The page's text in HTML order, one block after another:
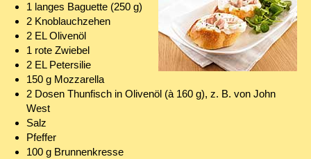
1 langes Baguette (250 g)
2 Knoblauchzehen
2 EL Olivenöl
1 rote Zwiebel
2 EL Petersilie
150 g Mozzarella
2 Dosen Thunfisch in Olivenöl (à 160 g), z. B. von John
West
Salz
Pfeffer
100 g Brunnenkresse